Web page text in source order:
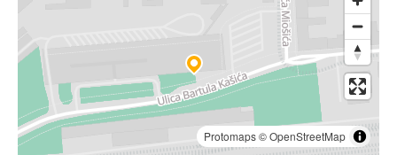
Protomaps©OpenStreetMap